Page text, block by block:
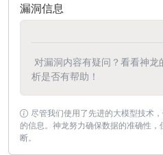
漏洞信息
对漏洞内容有疑问？看看神龙
析是否有帮助！
尽管我们使用了先进的大模型技术
的信息。神龙努力确保数据的准确性
断。